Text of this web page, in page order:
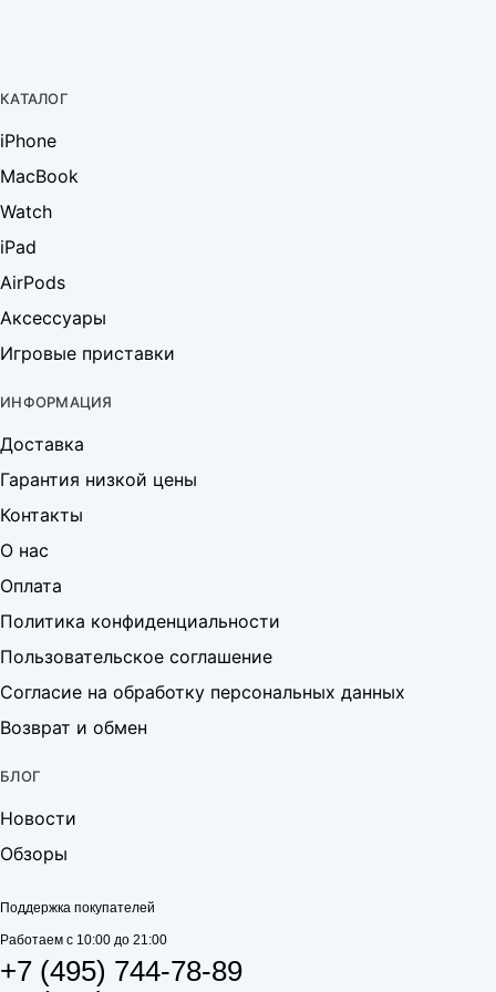
КАТАЛОГ
iPhone
MacBook
Watch
iPad
AirPods
Аксессуары
Игровые приставки
ИНФОРМАЦИЯ
Доставка
Гарантия низкой цены
Контакты
О нас
Оплата
Политика конфиденциальности
Пользовательское соглашение
Согласие на обработку персональных данных
Возврат и обмен
БЛОГ
Новости
Обзоры
Поддержка покупателей
Работаем с 10:00 до 21:00
+7 (495) 744-78-89